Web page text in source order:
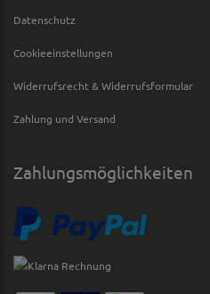
Datenschutz
Cookieeinstellungen
Widerrufsrecht & Widerrufsformular
Zahlung und Versand
Zahlungsmöglichkeiten